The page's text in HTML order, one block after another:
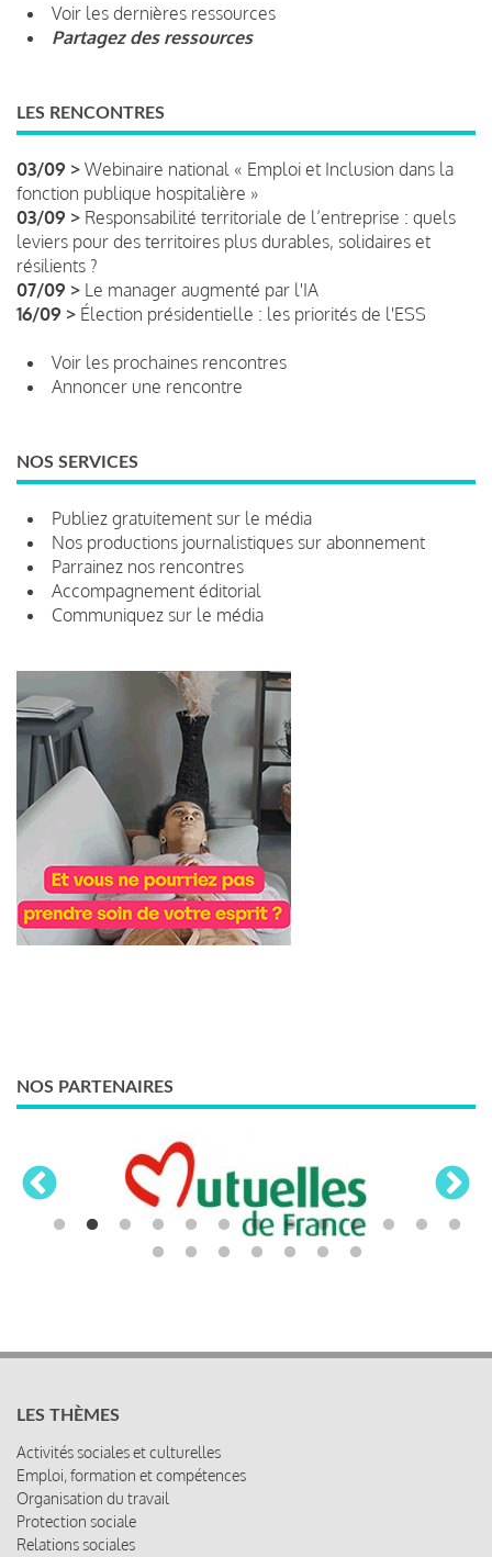
Voir les dernières ressources
Partagez des ressources
LES RENCONTRES
03/09 > Webinaire national « Emploi et Inclusion dans la
fonction publique hospitalière »
03/09 > Responsabilité territoriale de l’entreprise : quels
leviers pour des territoires plus durables, solidaires et
résilients ?
07/09 > Le manager augmenté par l'IA
16/09 > Élection présidentielle : les priorités de l'ESS
Voir les prochaines rencontres
Annoncer une rencontre
NOS SERVICES
Publiez gratuitement sur le média
Nos productions journalistiques sur abonnement
Parrainez nos rencontres
Accompagnement éditorial
Communiquez sur le média
NOS PARTENAIRES
LES THÈMES
Activités sociales et culturelles
Emploi, formation et compétences
Organisation du travail
Protection sociale
Relations sociales